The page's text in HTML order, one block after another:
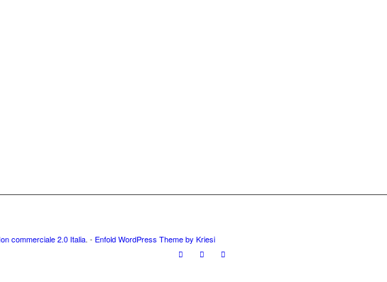
commerciale 2.0 Italia. - Enfold WordPress Theme by Kriesi